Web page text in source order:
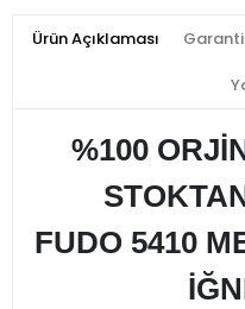
Ürün Açıklaması
%100
FUDO 5410